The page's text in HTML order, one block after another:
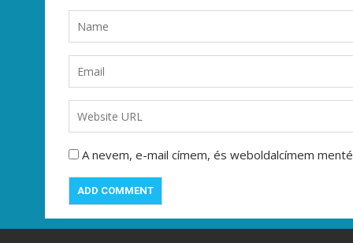
A nevem, e-mail címem, és weboldalcímem